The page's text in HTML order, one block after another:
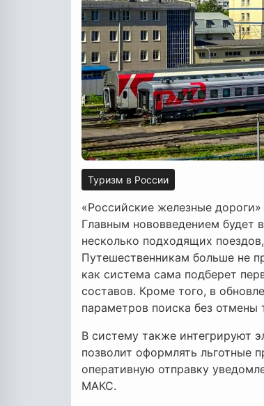
Туризм в России
«Российские железные
Главным нововведением будет
несколько подходящих
Путешественникам больше не
как система сама подберет
составов. Кроме того, в
параметров поиска без отмены
В систему также интегрируют
позволит оформлять льготные
оперативную отправку
МАКС.